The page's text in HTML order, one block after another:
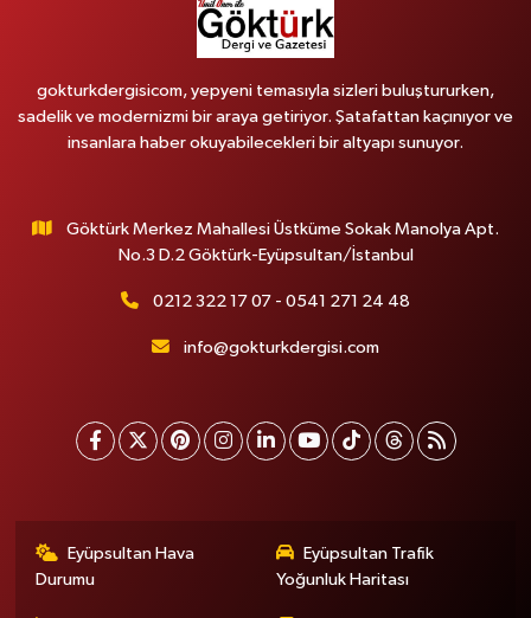
gokturkdergisicom, yepyeni temasıyla sizleri buluştururken,
sadelik ve modernizmi bir araya getiriyor. Şatafattan kaçınıyor ve
insanlara haber okuyabilecekleri bir altyapı sunuyor.
Göktürk Merkez Mahallesi Üstküme Sokak Manolya Apt.
No.3 D.2 Göktürk-Eyüpsultan/İstanbul
0212 322 17 07 - 0541 271 24 48
info@gokturkdergisi.com
Eyüpsultan Hava
Durumu
Eyüpsultan Trafik
Yoğunluk Haritası